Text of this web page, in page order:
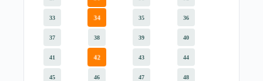
33 34 35 36
37 38 39 40
41 42 43 44
45 46 47 48